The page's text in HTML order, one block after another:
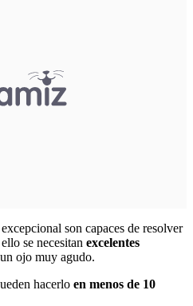
son capaces de resolver
se necesitan excelentes
ojo muy agudo.
hacerlo en menos de 10